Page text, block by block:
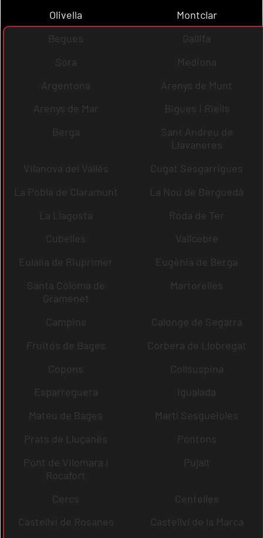
Olivella
Montclar
Begues
Gallifa
Sora
Mediona
Argentona
Arenys de Munt
Arenys de Mar
Bigues i Riells
Berga
Sant Andreu de
Llavaneres
Vilanova del Vallès
Cugat Sesgarrigues
La Pobla de Claramunt
La Nou de Berguedà
La Llagosta
Roda de Ter
Cubelles
Vallcebre
Eulàlia de Riuprimer
Eugènia de Berga
Santa Coloma de
Gramenet
Martorelles
Campins
Calonge de Segarra
Fruitós de Bages
Corbera de Llobregat
Copons
Collsuspina
Esparreguera
Igualada
Mateu de Bages
Martí Sesgueioles
Prats de Lluçanès
Pontons
Pont de Vilomara i
Rocafort
Pujalt
Cercs
Centelles
Castellví de Rosanes
Castellví de la Marca